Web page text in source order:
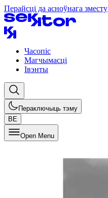
Перайсці да асноўнага зместу
Часопіс
Магчымасці
Івэнты
Пераключыць тэму
BE
Open Menu